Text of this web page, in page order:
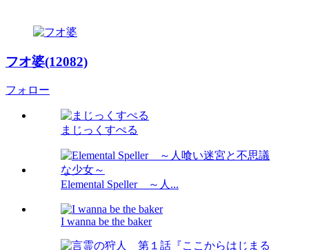
フオ婆(12082)
フォロー
まじっくすぺる
Elemental Speller ～人...
I wanna be the baker